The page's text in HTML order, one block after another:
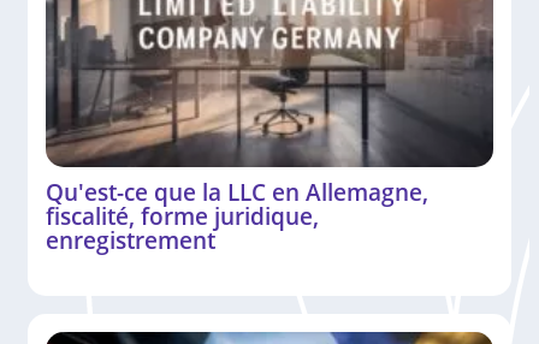
Qu'est-ce que la LLC en Allemagne,
fiscalité, forme juridique,
enregistrement